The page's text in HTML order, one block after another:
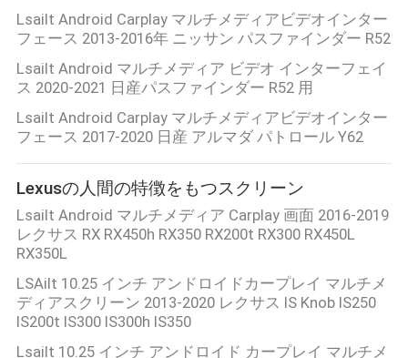
ニ
ュ
ー
ス
場
合
地
図
Lsailt Android Carplay マルチメディアビデオインター
フェース 2013-2016年 ニッサン パスファインダー R52
Lsailt Android マルチメディア ビデオ インターフェイ
ス 2020-2021 日産パスファインダー R52 用
Lsailt Android Carplay マルチメディアビデオインター
フェース 2017-2020 日産 アルマダ パトロール Y62
Lexusの人間の特徴をもつスクリーン
Lsailt Android マルチメディア Carplay 画面 2016-2019
レクサス RX RX450h RX350 RX200t RX300 RX450L
RX350L
LSAilt 10.25 インチ アンドロイドカープレイ マルチメ
ディアスクリーン 2013-2020 レクサス IS Knob IS250
IS200t IS300 IS300h IS350
Lsailt 10.25 インチ アンドロイド カープレイ マルチメ